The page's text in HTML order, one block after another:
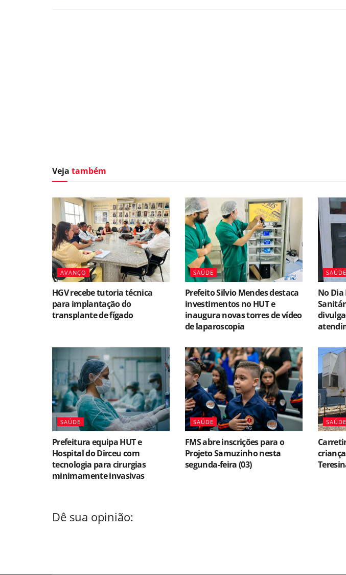
Veja também
AVANÇO
HGV recebe tutoria técnica
para implantação do
transplante de fígado
SAÚDE
Prefeito Silvio Mendes destaca
investimentos no HUT e
inaugura novas torres de vídeo
de laparoscopia
SAÚDE
No
SAÚDE
Prefeitura equipa HUT e
Hospital do Dirceu com
tecnologia para cirurgias
minimamente invasivas
SAÚDE
FMS abre inscrições para o
Projeto Samuzinho nesta
segunda-feira (03)
SAÚDE
Dê sua opinião: